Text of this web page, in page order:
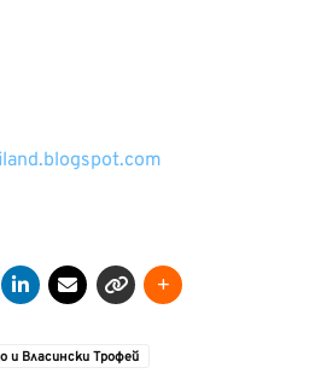
и Власински Трофей